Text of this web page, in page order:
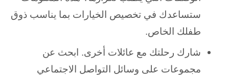
ستساعدك في تخصيص الخيارات بما يناسب ذوق
طفلك الخاص.
شارك رحلتك مع عائلات أخرى. ابحث عن
مجموعات على وسائل التواصل الاجتماعي